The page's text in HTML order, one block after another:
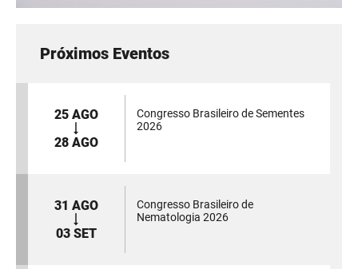
Próximos Eventos
25 AGO
28 AGO
Congresso Brasileiro de Sementes
2026
31 AGO
03 SET
Congresso Brasileiro de
Nematologia 2026